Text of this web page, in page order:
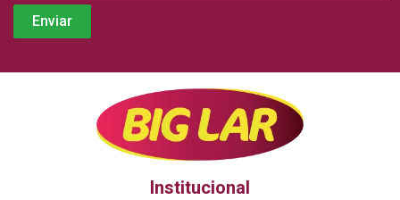
Institucional